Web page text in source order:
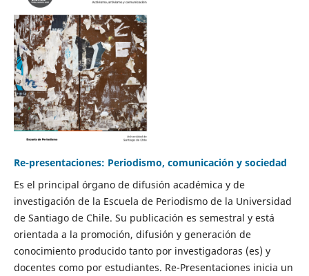
Re-presentaciones: Periodismo, comunicación y sociedad
Es el principal órgano de difusión académica y de
investigación de la Escuela de Periodismo de la Universidad
de Santiago de Chile. Su publicación es semestral y está
orientada a la promoción, difusión y generación de
conocimiento producido tanto por investigadoras (es) y
docentes como por estudiantes. Re-Presentaciones inicia un